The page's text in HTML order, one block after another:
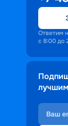
Ответим
с 8:00 до